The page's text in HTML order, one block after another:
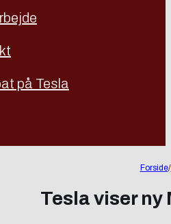
på Tesla
Forside/
Tesla viser